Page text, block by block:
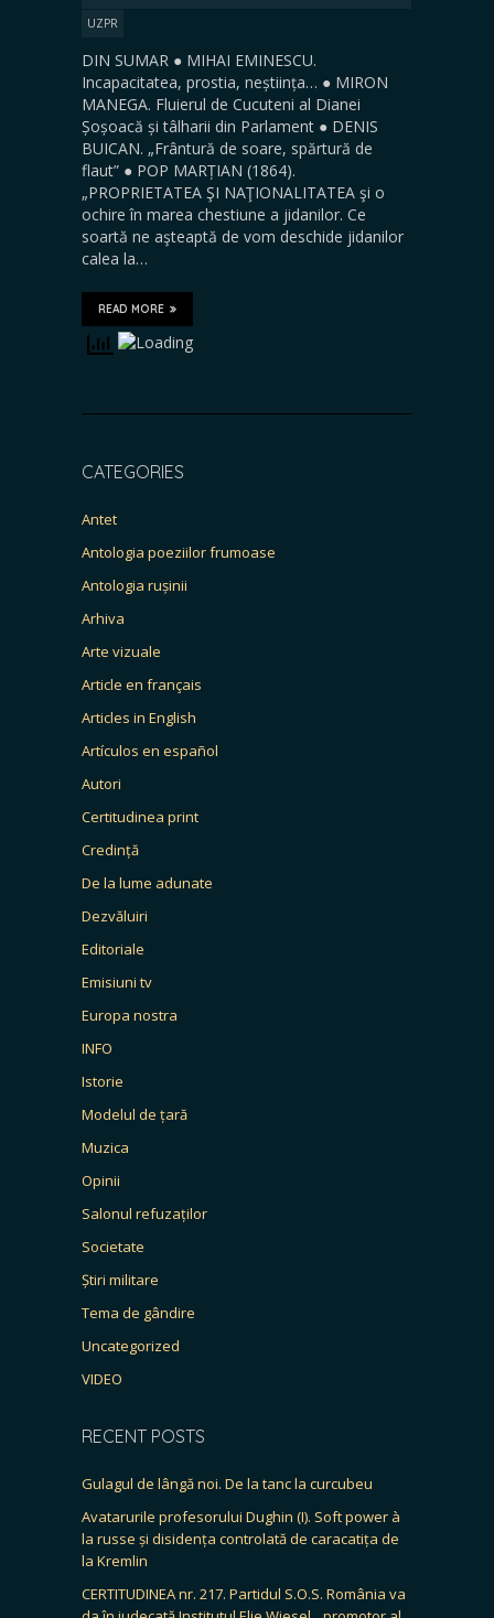
UZPR
DIN SUMAR ● MIHAI EMINESCU.
Incapacitatea, prostia, neștiința… ● MIRON
MANEGA. Fluierul de Cucuteni al Dianei
Șoșoacă și tâlharii din Parlament ● DENIS
BUICAN. „Frântură de soare, spărtură de
flaut” ● POP MARȚIAN (1864).
„PROPRIETATEA ŞI NAŢIONALITATEA şi o
ochire în marea chestiune a jidanilor. Ce
soartă ne aşteaptă de vom deschide jidanilor
calea la…
READ MORE
CATEGORIES
Antet
Antologia poeziilor frumoase
Antologia rușinii
Arhiva
Arte vizuale
Article en français
Articles in English
Artículos en español
Autori
Certitudinea print
Credință
De la lume adunate
Dezvăluiri
Editoriale
Emisiuni tv
Europa nostra
INFO
Istorie
Modelul de țară
Muzica
Opinii
Salonul refuzaților
Societate
Știri militare
Tema de gândire
Uncategorized
VIDEO
RECENT POSTS
Gulagul de lângă noi. De la tanc la curcubeu
Avatarurile profesorului Dughin (I). Soft power à
la russe și disidența controlată de caracatița de
la Kremlin
CERTITUDINEA nr. 217. Partidul S.O.S. România va